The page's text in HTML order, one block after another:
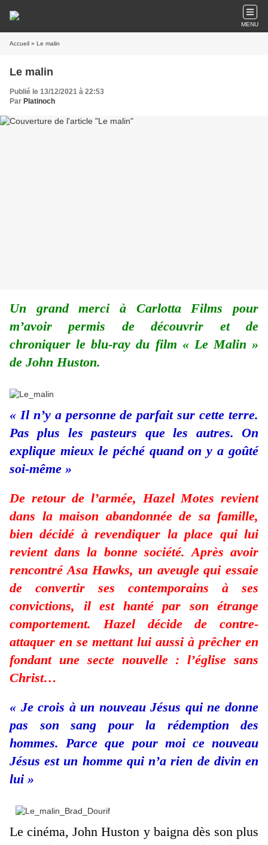
MENU
Accueil » Le malin
Le malin
Publié le 13/12/2021 à 22:53
Par Platinoch
Un grand merci à Carlotta Films pour
m’avoir permis de découvrir et de
chroniquer le blu-ray du film « Le Malin »
de John Huston.
« Il n’y a personne de parfait sur cette terre.
Pas plus les pasteurs que les autres. On
explique mieux le péché quand on y a goûté
soi-même »
De retour de l’armée, Hazel Motes revient
dans la maison abandonnée de sa famille,
bien décidé à revendiquer la place qui lui
revient dans la bonne société. Après avoir
rencontré Asa Hawks, un aveugle qui essaie
de convertir ses contemporains à ses
convictions, il est hanté par son étrange
comportement. Hazel décide de contre-
attaquer en se mettant lui aussi à prêcher en
fondant une secte nouvelle : l’église sans
Christ…
« Je crois à un nouveau Jésus qui ne donne
pas son sang pour la rédemption des
hommes. Parce que pour moi ce nouveau
Jésus est un homme qui n’a rien de divin en
lui »
Le cinéma, John Huston y baigna dès son plus